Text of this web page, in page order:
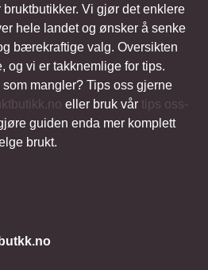
bruktbutikker. Vi gjør det enklere
hele landet og ønsker å senke
bærekraftige valg. Oversikten
og vi er takknemlige for tips.
mangler? Tips oss gjerne
eller bruk vår tips oss-
guiden enda mer komplett
brukt.